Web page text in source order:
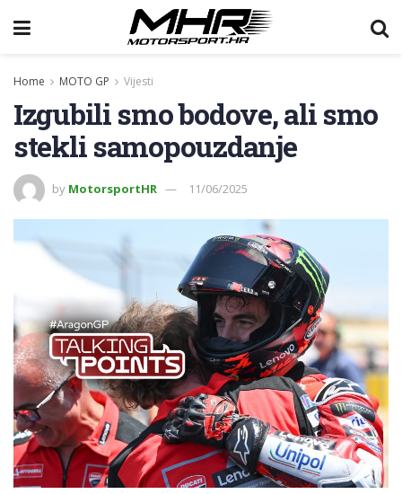
Home MOTO GP Vijesti
Izgubili smo bodove, ali smo
stekli samopouzdanje
by MotorsportHR 11/06/2025